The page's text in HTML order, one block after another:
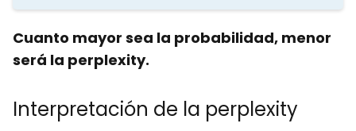
Cuanto mayor sea la probabilidad, menor
será la perplexity.
Interpretación de la perplexity